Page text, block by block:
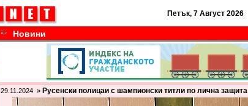
Петък, 7 Август 2026
Новини
29.11.2024 » Русенски полицаи с шампионски титли по лична защита